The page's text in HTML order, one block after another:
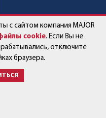
в компании
с сайтом компания MAJOR
cookie. Если Вы не
отключите
браузера.